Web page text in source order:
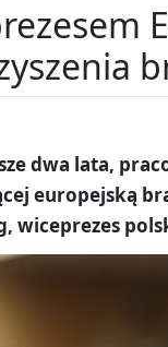
dwa lata,
europejską
wiceprezes